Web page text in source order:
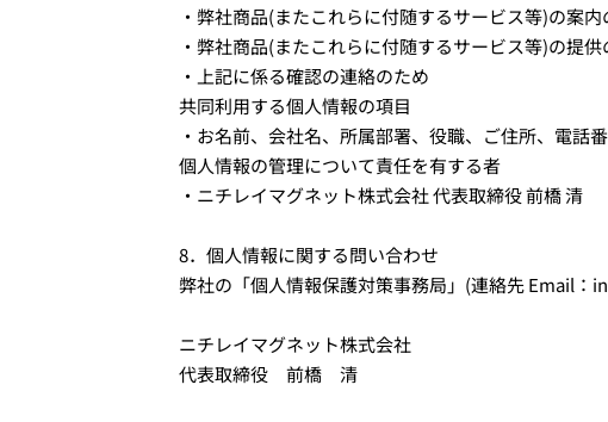
・弊社商品(またこれらに付随するサービス等)の案内
・弊社商品(またこれらに付随するサービス等)の提供
・上記に係る確認の連絡のため
共同利用する個人情報の項目
・お名前、会社名、所属部署、役職、ご住所、電話
個人情報の管理について責任を有する者
・ニチレイマグネット株式会社 代表取締役 前橋 清
8．個人情報に関する問い合わせ
弊社の「個人情報保護対策事務局」(連絡先 Email：
ニチレイマグネット株式会社
代表取締役 前橋 清